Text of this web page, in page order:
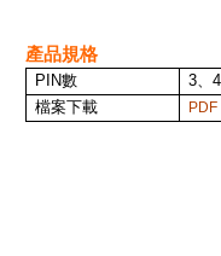
產品規格
PIN數
3、
檔案下載
PDF